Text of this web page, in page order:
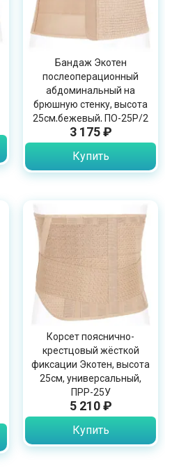
Бандаж Экотен
послеоперационный
абдоминальный на
брюшную стенку, высота
25см,бежевый, ПО-25Р/2
3 175 ₽
Купить
Корсет пояснично-
крестцовый жёсткой
фиксации Экотен, высота
25см, универсальный,
ПРР-25У
5 210 ₽
Купить